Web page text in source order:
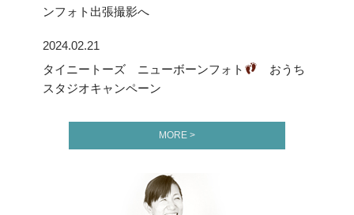
ンフォト出張撮影へ
2024.02.21
タイニートーズ ニューボーンフォト
おうち
スタジオキャンペーン
MORE >